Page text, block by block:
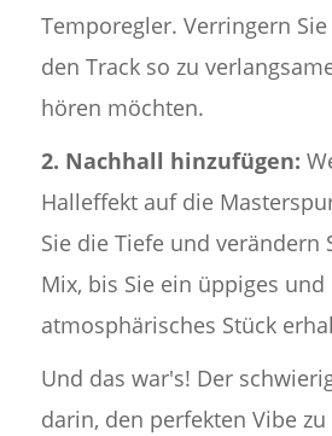
Temporegler. Verringern
den Track so zu
hören möchten.
2. Nachhall hinzufügen:
Halleffekt auf die
Sie die Tiefe und verändern
Mix, bis Sie ein üppiges und
atmosphärisches Stück
Und das war's! Der
darin, den perfekten Vibe zu